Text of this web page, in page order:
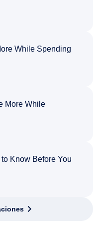
While Spending
More While
Know Before You